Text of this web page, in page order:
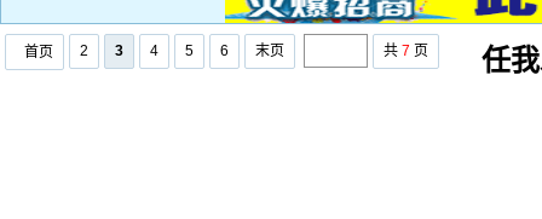
首页 2 3 4 5 6 末页 共 7 页 任我